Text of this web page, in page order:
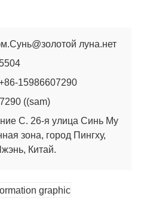
луна.нет
15986607290
((sam)
С. 26-я улица Синь Му
зона, город Пингху,
Китай.